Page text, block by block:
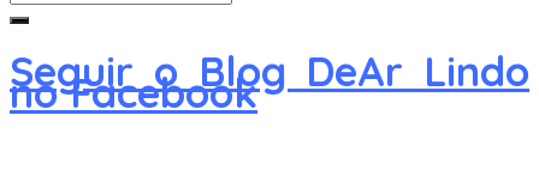
for:
Seguir o Blog DeAr Lindo
no Facebook